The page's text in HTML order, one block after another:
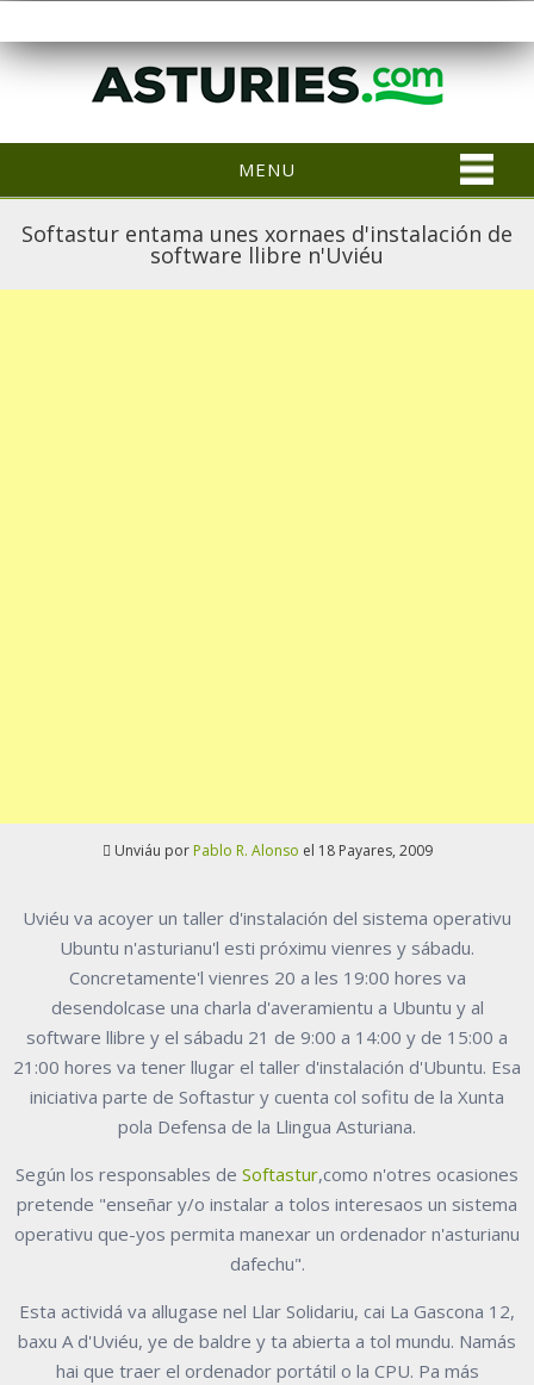
MENU
Softastur entama unes xornaes d'instalación de
software llibre n'Uviéu
Unviáu por Pablo R. Alonso el 18 Payares, 2009
Uviéu va acoyer un taller d'instalación del sistema operativu
Ubuntu n'asturianu'l esti próximu vienres y sábadu.
Concretamente'l vienres 20 a les 19:00 hores va
desendolcase una charla d'averamientu a Ubuntu y al
software llibre y el sábadu 21 de 9:00 a 14:00 y de 15:00 a
21:00 hores va tener llugar el taller d'instalación d'Ubuntu. Esa
iniciativa parte de Softastur y cuenta col sofitu de la Xunta
pola Defensa de la Llingua Asturiana.
Según los responsables de Softastur,como n'otres ocasiones
pretende "enseñar y/o instalar a tolos interesaos un sistema
operativu que-yos permita manexar un ordenador n'asturianu
dafechu".
Esta actividá va allugase nel Llar Solidariu, cai La Gascona 12,
baxu A d'Uviéu, ye de baldre y ta abierta a tol mundu. Namás
hai que traer el ordenador portátil o la CPU. Pa más